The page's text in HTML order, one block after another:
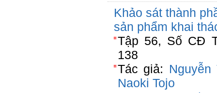
Khảo sát thành
sản phẩm khai
Tập 56, Số CĐ
138
Tác giả: Nguyễn
Naoki Tojo